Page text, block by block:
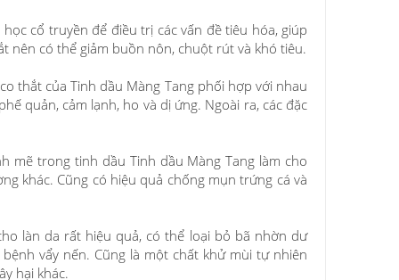
cổ truyền để điều trị các vấn đề tiêu hóa, giúp
nên có thể giảm buồn nôn, chuột rút và khó tiêu.
thắt của Tinh dầu Màng Tang phối hợp với nhau
quản, cảm lạnh, ho và dị ứng. Ngoài ra, các đặc
mẽ trong tinh dầu Tinh dầu Màng Tang làm cho
khác. Cũng có hiệu quả chống mụn trứng cá và
làn da rất hiệu quả, có thể loại bỏ bã nhờn dư
vẩy nến. Cũng là một chất khử mùi tự nhiên
hại khác.